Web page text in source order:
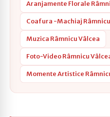
Aranjamente Florale
Coafura -Machiaj
Muzica Râmnicu Vâlcea
Foto-Video Râmnicu
Momente Artistice